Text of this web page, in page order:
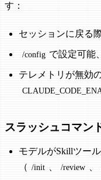
す：
セッションに戻る
/config で設定可能、
テレメトリが無効
スラッシュコマン
モデルがSkillツー
（ /init 、 /review 、